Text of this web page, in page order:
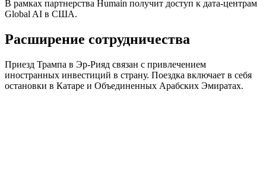
В рамках партнерства Humain получит доступ к дата-центрам
Global AI в США.
Расширение сотрудничества
Приезд Трампа в Эр-Рияд связан с привлечением
иностранных инвестиций в страну. Поездка включает в себя
остановки в Катаре и Объединенных Арабских Эмиратах.